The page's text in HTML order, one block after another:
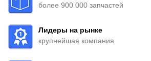
более 900 000 запчастей
Лидеры на рынке
крупнейшая компания